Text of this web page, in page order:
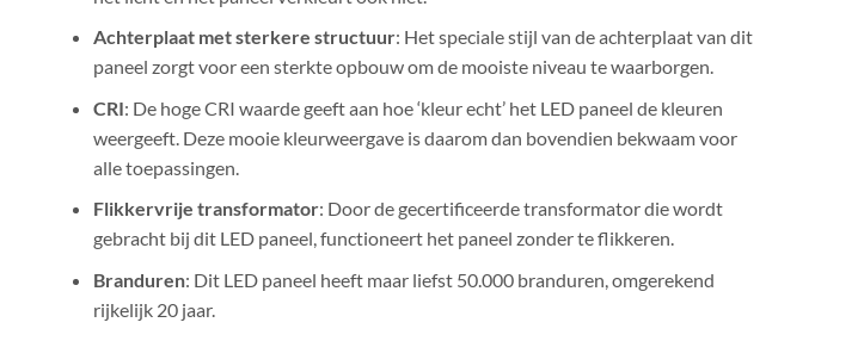
Achterplaat met sterkere structuur: Het speciale stijl van de achterplaat van dit
paneel zorgt voor een sterkte opbouw om de mooiste niveau te waarborgen.
CRI: De hoge CRI waarde geeft aan hoe ‘kleur echt’ het LED paneel de kleuren
weergeeft. Deze mooie kleurweergave is daarom dan bovendien bekwaam voor
alle toepassingen.
Flikkervrije transformator: Door de gecertificeerde transformator die wordt
gebracht bij dit LED paneel, functioneert het paneel zonder te flikkeren.
Branduren: Dit LED paneel heeft maar liefst 50.000 branduren, omgerekend
rijkelijk 20 jaar.